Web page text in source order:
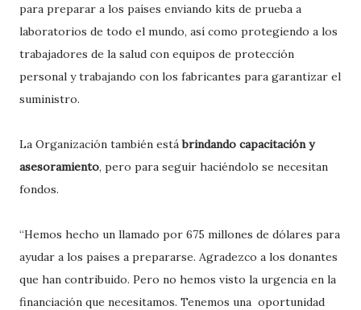
para preparar a los países enviando kits de prueba a
laboratorios de todo el mundo, así como protegiendo a los
trabajadores de la salud con equipos de protección
personal y trabajando con los fabricantes para garantizar el
suministro.
La Organización también estábrindando capacitación y
asesoramiento, pero para seguir haciéndolo se necesitan
fondos.
“Hemos hecho un llamado por 675 millones de dólares para
ayudar a los países a prepararse. Agradezco a los donantes
que han contribuido. Pero no hemos visto la urgencia en la
financiación que necesitamos. Tenemos una oportunidad